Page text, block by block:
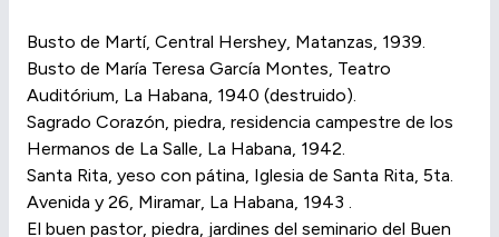
Busto de Martí, Central Hershey, Matanzas, 1939.
Busto de María Teresa García Montes, Teatro
Auditórium, La Habana, 1940 (destruido).
Sagrado Corazón, piedra, residencia campestre de los
Hermanos de La Salle, La Habana, 1942.
Santa Rita, yeso con pátina, Iglesia de Santa Rita, 5ta.
Avenida y 26, Miramar, La Habana, 1943 .
El buen pastor, piedra, jardines del seminario del Buen